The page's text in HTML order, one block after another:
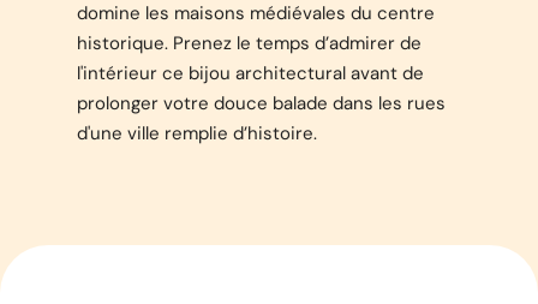
domine les maisons médiévales du centre
historique. Prenez le temps d’admirer de
l'intérieur ce bijou architectural avant de
prolonger votre douce balade dans les rues
d'une ville remplie d’histoire.